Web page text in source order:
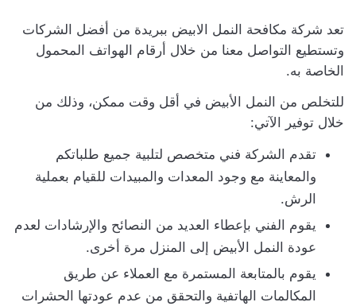
تعد شركة مكافحة النمل الابيض ببريدة من أفضل الشركات
وتستطيع التواصل معنا من خلال أرقام الهواتف المحمول
الخاصة به.
للتخلص من النمل الأبيض في أقل وقت ممكن، وذلك من
خلال توفير الآتي:
تقدم الشركة فني متخصص لتلبية جميع طلباتكم
والمعاينة مع وجود المعدات والمبيدات للقيام بعملية
الرش.
يقوم الفني بإعطاء العديد من النصائح والإرشادات لعدم
عودة النمل الأبيض إلى المنزل مرة أخرى.
يقوم بالمتابعة المستمرة مع العملاء عن طريق
المكالمات الهاتفية والتحقق من عدم عودتها الحشرات